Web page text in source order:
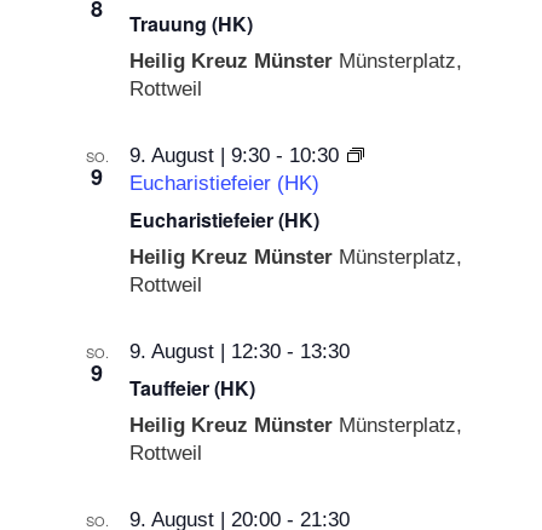
8 Trauung (HK)
Heilig Kreuz Münster Münsterplatz,
Rottweil
SO.
9
9. August | 9:30 - 10:30
Eucharistiefeier (HK)
Eucharistiefeier (HK)
Heilig Kreuz Münster Münsterplatz,
Rottweil
SO.
9
9. August | 12:30 - 13:30
Tauffeier (HK)
Heilig Kreuz Münster Münsterplatz,
Rottweil
SO. 9. August | 20:00 -21:30